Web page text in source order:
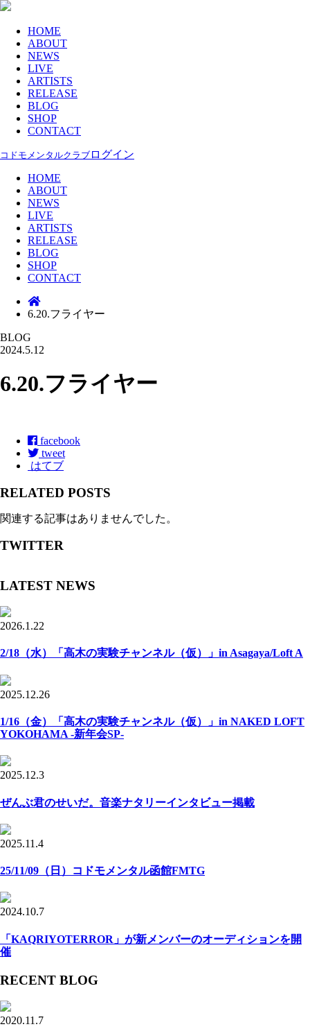
HOME
ABOUT
NEWS
LIVE
ARTISTS
RELEASE
BLOG
SHOP
CONTACT
コドモメンタルクラブ ログイン
HOME
ABOUT
NEWS
LIVE
ARTISTS
RELEASE
BLOG
SHOP
CONTACT
6.20.フライヤー
BLOG
2024.5.12
6.20.フライヤー
facebook
tweet
はてブ
RELATED POSTS
関連する記事はありませんでした。
TWITTER
LATEST NEWS
2026.1.22
2/18（水）「高木の実験チャンネル（仮）」in Asagaya/Loft A
2025.12.26
1/16（金）「高木の実験チャンネル（仮）」in NAKED LOFT
YOKOHAMA -新年会SP-
2025.12.3
ぜんぶ君のせいだ。音楽ナタリーインタビュー掲載
2025.11.4
25/11/09（日）コドモメンタル函館FMTG
2024.10.7
「KAQRIYOTERROR」が新メンバーのオーディションを開
催
RECENT BLOG
2020.11.7